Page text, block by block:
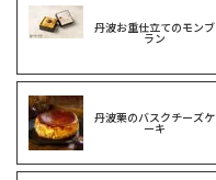
丹波お重仕立てのモンブ
ラン
丹波栗のバスクチーズケ
ーキ